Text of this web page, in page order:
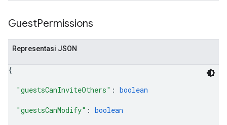
GuestPermissions
Representasi JSON
{
"guestsCanInviteOthers" : boolean
"guestsCanModify" : boolean